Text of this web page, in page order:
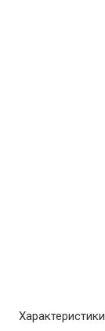
Характеристики